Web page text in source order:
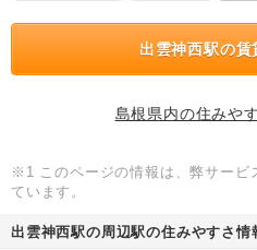
出雲神西駅の賃
島根県内の住みや
※1 このページの情報は、弊サービ
ています。
出雲神西駅の周辺駅の住みやすさ情